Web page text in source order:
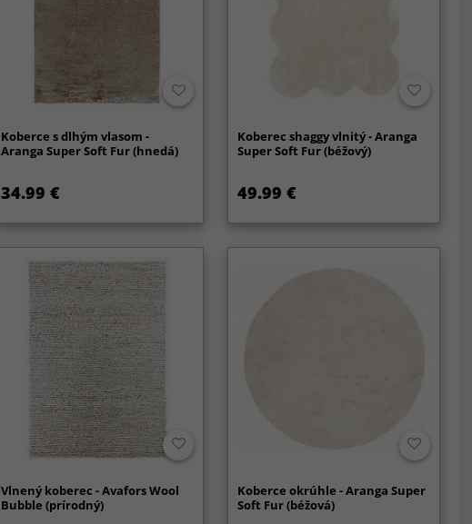
Koberce s dlhým vlasom -
Aranga Super Soft Fur (hnedá)
34.99 €
Koberec shaggy vlnitý - Aranga
Super Soft Fur (béžový)
49.99 €
Vlnený koberec - Avafors Wool
Bubble (prírodný)
Koberce okrúhle - Aranga Super
Soft Fur (béžová)